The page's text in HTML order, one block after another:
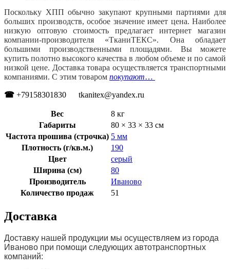
Поскольку ХПП обычно закупают крупными партиями для
больших производств, особое значение имеет цена. Наиболее
низкую оптовую стоимость предлагает интернет магазин
компании-производителя «ТканиТЕКС». Она обладает
большими производственными площадями. Вы можете
купить полотно высокого качества в любом объеме и по самой
низкой цене. Доставка товара осуществляется транспортными
компаниями. С этим товаром покупают…
☎ +79158301830 tkanitex@yandex.ru
Вес
8 кг
Габариты
80 × 33 × 33 см
Частота прошива (строчка) 5 мм
Плотность (г/кв.м.)
190
Цвет
серый
Ширина (см)
80
Производитель
Иваново
Количество продаж
51
Доставка
Доставку нашей продукции мы осуществляем из города
Иваново при помощи следующих автотранспортных
компаний: